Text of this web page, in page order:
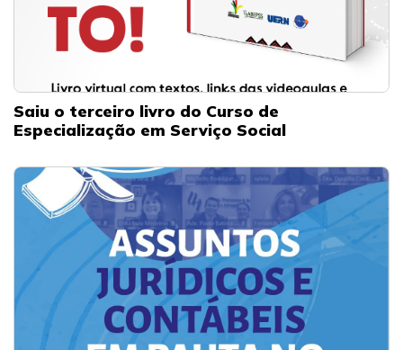
Saiu o terceiro livro do Curso de
Especialização em Serviço Social